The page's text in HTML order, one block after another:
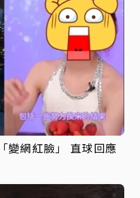
變網紅臉」 直球回應